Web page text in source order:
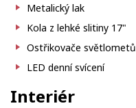
Metalický lak
Kola z lehké slitiny 17"
Ostřikovače světlometů
LED denní svícení
Interiér